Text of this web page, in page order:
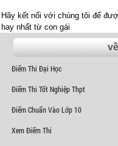
Hãy kết nối với chúng tôi để
hay nhất từ con gái
Điểm Thi Đại Học
Điểm Thi Tốt Nghiệp Thpt
Điểm Chuẩn Vào Lớp 10
Xem Điểm Thi